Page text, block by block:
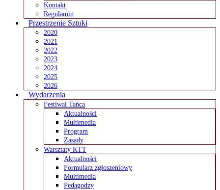
Kontakt
Regulamin
Przestrzenie Sztuki
2020
2021
2022
2023
2024
2025
2026
Wydarzenia
Festiwal Tańca
Aktualności
Multimedia
Program
Zasady
Warsztaty KTT
Aktualności
Formularz zgłoszeniowy
Multimedia
Pedagodzy